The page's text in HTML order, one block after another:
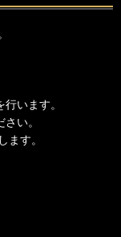
います。
い。
す。